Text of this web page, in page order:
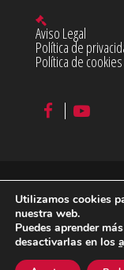
Aviso Legal
Política de
Política de cookies
©2026
Alcoy
Utilizamos cookies
nuestra web.
Puedes aprender
desactivarlas en los